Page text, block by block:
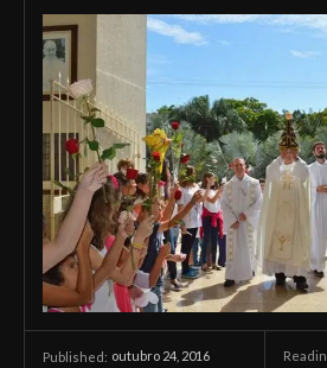
Published: outubro 24, 2016